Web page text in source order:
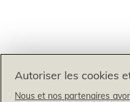
Autoriser les cookies
Nous et nos partenaires